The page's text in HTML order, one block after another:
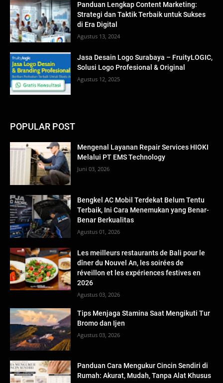
Panduan Lengkap Content Marketing:
Strategi dan Taktik Terbaik untuk Sukses
di Era Digital
Agustus 13, 2024
Jasa Desain Logo Surabaya – FruityLOGIC,
Solusi Logo Profesional & Original
Agustus 12, 2025
POPULAR POST
Mengenal Layanan Repair Services HIOKI
Melalui PT EMS Technology
Juni 03, 2026
Bengkel AC Mobil Terdekat Belum Tentu
Terbaik, Ini Cara Menemukan yang Benar-
Benar Berkualitas
Agustus 01, 2026
Les meilleurs restaurants de Bali pour le
dîner du Nouvel An, les soirées de
réveillon et les expériences festives en
2026
Agustus 03, 2026
Tips Menjaga Stamina Saat Mengikuti Tur
Bromo dan Ijen
Agustus 03, 2026
Panduan Cara Mengukur Cincin Sendiri di
Rumah: Akurat, Mudah, Tanpa Alat Khusus